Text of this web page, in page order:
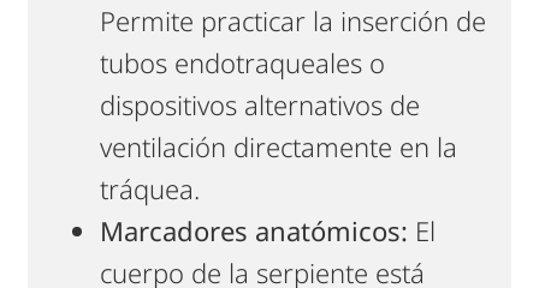
Permite practicar la inserción de
tubos endotraqueales o
dispositivos alternativos de
ventilación directamente en la
tráquea.
Marcadores anatómicos: El
cuerpo de la serpiente está